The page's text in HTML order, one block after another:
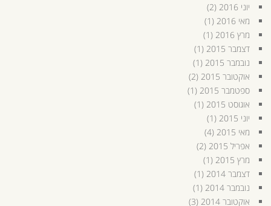
יוני 2016
(2)
מאי 2016
(1)
מרץ 2016
(1)
דצמבר 2015
(1)
נובמבר 2015
(1)
אוקטובר 2015
(2)
ספטמבר 2015
(1)
אוגוסט 2015
(1)
יוני 2015
(1)
מאי 2015
(4)
אפריל 2015
(2)
מרץ 2015
(1)
דצמבר 2014
(1)
נובמבר 2014
(1)
אוקטובר 2014
(3)